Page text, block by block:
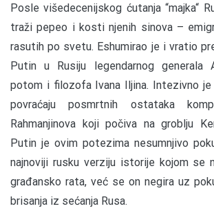
Posle višedecenijskog ćutanja “majka“
traži pepeo i kosti njenih sinova –
rasutih po svetu. Eshumirao je i vratio
Putin u Rusiju legendarnog generala
potom i filozofa Ivana Iljina. Intezivno
povraćaju posmrtnih ostataka
Rahmanjinova koji počiva na groblju
Putin je ovim potezima nesumnjivo
najnoviji rusku verziju istorije kojom se
građansko rata, već se on negira uz
brisanja iz sećanja Rusa.